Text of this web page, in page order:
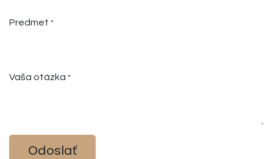
Predmet *
Vaša otázka *
Odoslať